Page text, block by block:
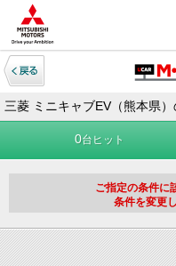
三菱 ミニキャブEV（熊本県
0台ヒット
ご指定の条件に
条件を変更